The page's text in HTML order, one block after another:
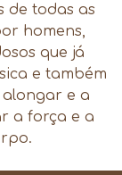
de todas as
homens,
que já
e também
e a
a força e a